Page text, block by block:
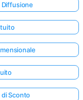
Diffusione
Sconto